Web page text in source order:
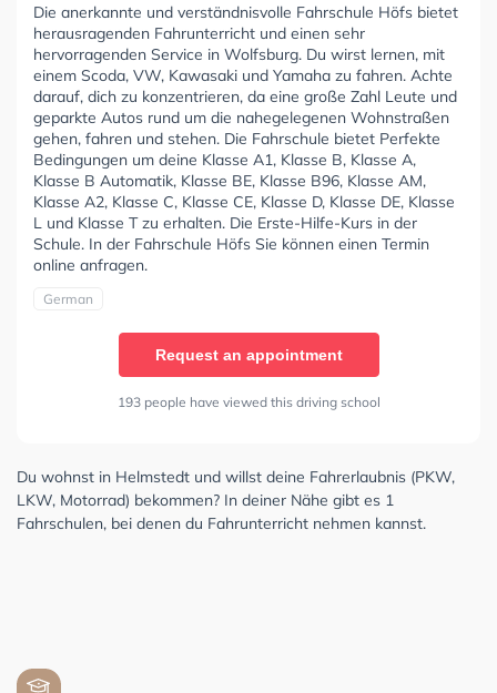
Die anerkannte und verständnisvolle Fahrschule Höfs bietet
herausragenden Fahrunterricht und einen sehr
hervorragenden Service in Wolfsburg. Du wirst lernen, mit
einem Scoda, VW, Kawasaki und Yamaha zu fahren. Achte
darauf, dich zu konzentrieren, da eine große Zahl Leute und
geparkte Autos rund um die nahegelegenen Wohnstraßen
gehen, fahren und stehen. Die Fahrschule bietet Perfekte
Bedingungen um deine Klasse A1, Klasse B, Klasse A,
Klasse B Automatik, Klasse BE, Klasse B96, Klasse AM,
Klasse A2, Klasse C, Klasse CE, Klasse D, Klasse DE, Klasse
L und Klasse T zu erhalten. Die Erste-Hilfe-Kurs in der
Schule. In der Fahrschule Höfs Sie können einen Termin
online anfragen.
German
Request an appointment
193 people have viewed this driving school
Du wohnst in Helmstedt und willst deine Fahrerlaubnis (PKW,
LKW, Motorrad) bekommen? In deiner Nähe gibt es 1
Fahrschulen, bei denen du Fahrunterricht nehmen kannst.